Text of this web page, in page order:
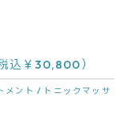
込￥30,800）
メント / トニックマッサ